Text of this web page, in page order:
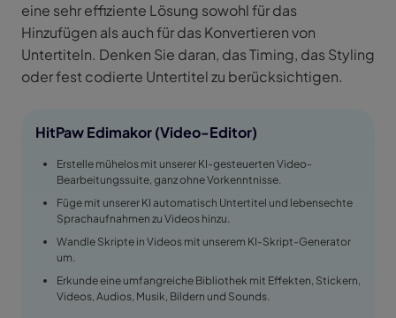
eine sehr effiziente Lösung sowohl für das
Hinzufügen als auch für das Konvertieren von
Untertiteln. Denken Sie daran, das Timing, das Styling
oder fest codierte Untertitel zu berücksichtigen.
HitPaw Edimakor (Video-Editor)
Erstelle mühelos mit unserer KI-gesteuerten Video-
Bearbeitungssuite, ganz ohne Vorkenntnisse.
Füge mit unserer KI automatisch Untertitel und lebensechte
Sprachaufnahmen zu Videos hinzu.
Wandle Skripte in Videos mit unserem KI-Skript-Generator
um.
Erkunde eine umfangreiche Bibliothek mit Effekten, Stickern,
Videos, Audios, Musik, Bildern und Sounds.